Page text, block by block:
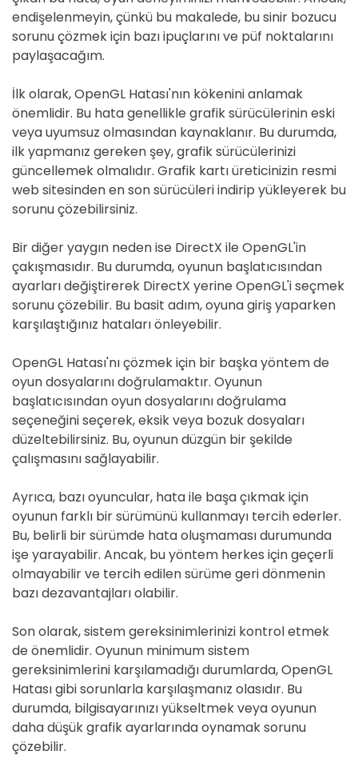
endişelenmeyin, çünkü bu makalede, bu sinir bozucu
sorunu çözmek için bazı ipuçlarını ve püf noktalarını
paylaşacağım.
İlk olarak, OpenGL Hatası'nın kökenini anlamak
önemlidir. Bu hata genellikle grafik sürücülerinin eski
veya uyumsuz olmasından kaynaklanır. Bu durumda,
ilk yapmanız gereken şey, grafik sürücülerinizi
güncellemek olmalıdır. Grafik kartı üreticinizin resmi
web sitesinden en son sürücüleri indirip yükleyerek bu
sorunu çözebilirsiniz.
Bir diğer yaygın neden ise DirectX ile OpenGL'in
çakışmasıdır. Bu durumda, oyunun başlatıcısından
ayarları değiştirerek DirectX yerine OpenGL'i seçmek
sorunu çözebilir. Bu basit adım, oyuna giriş yaparken
karşılaştığınız hataları önleyebilir.
OpenGL Hatası'nı çözmek için bir başka yöntem de
oyun dosyalarını doğrulamaktır. Oyunun
başlatıcısından oyun dosyalarını doğrulama
seçeneğini seçerek, eksik veya bozuk dosyaları
düzeltebilirsiniz. Bu, oyunun düzgün bir şekilde
çalışmasını sağlayabilir.
Ayrıca, bazı oyuncular, hata ile başa çıkmak için
oyunun farklı bir sürümünü kullanmayı tercih ederler.
Bu, belirli bir sürümde hata oluşmaması durumunda
işe yarayabilir. Ancak, bu yöntem herkes için geçerli
olmayabilir ve tercih edilen sürüme geri dönmenin
bazı dezavantajları olabilir.
Son olarak, sistem gereksinimlerinizi kontrol etmek
de önemlidir. Oyunun minimum sistem
gereksinimlerini karşılamadığı durumlarda, OpenGL
Hatası gibi sorunlarla karşılaşmanız olasıdır. Bu
durumda, bilgisayarınızı yükseltmek veya oyunun
daha düşük grafik ayarlarında oynamak sorunu
çözebilir.